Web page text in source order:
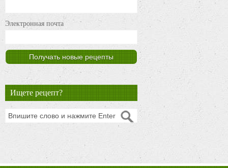
Электронная почта
Ищете рецепт?